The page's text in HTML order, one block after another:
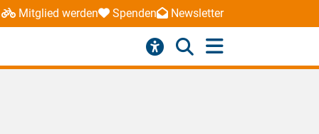
Mitglied werden Spenden Newsletter